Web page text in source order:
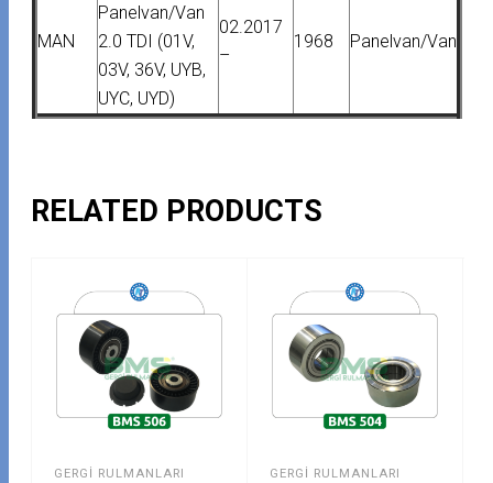
MAN
Panelvan/Van
2.0 TDI (01V,
03V, 36V, UYB,
UYC, UYD)
02.2017
–
1968 Panelvan/Van
RELATED PRODUCTS
GERGI RULMANLARI GERGI RULMANLARI